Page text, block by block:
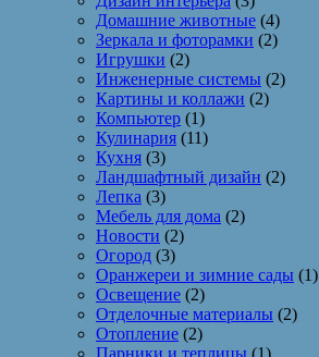
Домашние животные (4)
Зеркала и фоторамки (2)
Игрушки (2)
Инженерные системы (2)
Картины и коллажи (2)
Компьютер (1)
Кулинария (11)
Кухня (3)
Ландшафтный дизайн (2)
Лепка (3)
Мебель для дома (2)
Новости (2)
Огород (3)
Оранжереи и зимние сады (1)
Освещение (2)
Отделочные материалы (2)
Отопление (2)
Парники и теплицы (1)